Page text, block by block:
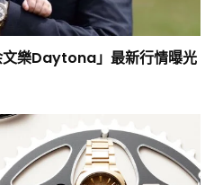
文樂Daytona」最新行情曝光